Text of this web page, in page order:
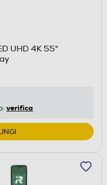
UHD 4K 55"
verifica